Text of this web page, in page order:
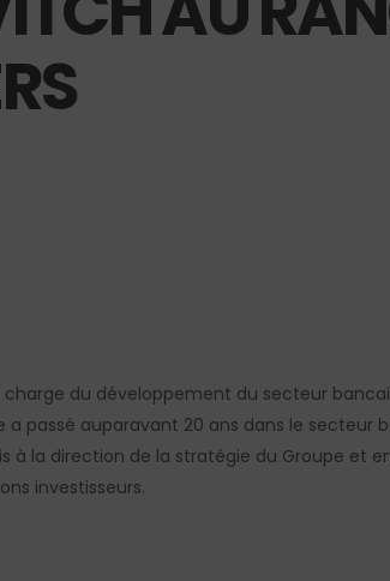
charge du développement du secteur
a passé auparavant 20 ans dans le secteur
à la direction de la stratégie du Groupe et
investisseurs.